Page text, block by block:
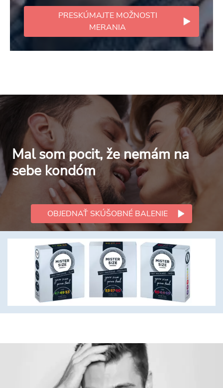
PRESKÚMAJTE MOŽNOSTI
MERANIA
Mal som pocit, že nemám na
sebe kondóm
OBJEDNAŤ SKÚŠOBNÉ BALENIE